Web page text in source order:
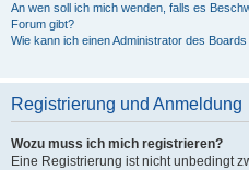
An wen soll ich mich wenden, falls es
Forum gibt?
Wie kann ich einen Administrator des
Registrierung und Anmeldung
Wozu muss ich mich registrieren?
Eine Registrierung ist nicht unbedingt